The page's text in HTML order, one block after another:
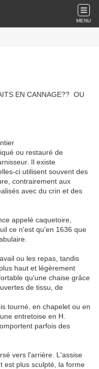
MENU
EN CANNAGE?? OU
ou restauré de
Il existe
ci utilisent souvent des
contrairement aux
avec du crin et des
appelé caquetoire,
ce n'est qu'en 1636 que
ou les repas, tandis
haut et légèrement
qu'une chaise grâce
de tissu, de
tourné, en chapelet ou en
entretoise en H.
parfois des
vers l'arrière. L'assise
est plus sculpté, la forme